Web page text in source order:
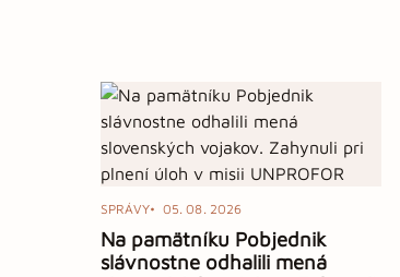
SPRÁVY 05. 08. 2026
Na pamätníku Pobjednik
slávnostne odhalili mená